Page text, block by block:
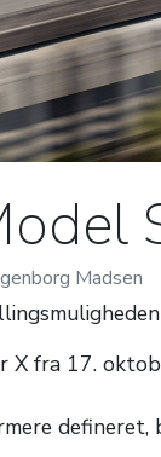
Madsen
fra 17.
defineret,